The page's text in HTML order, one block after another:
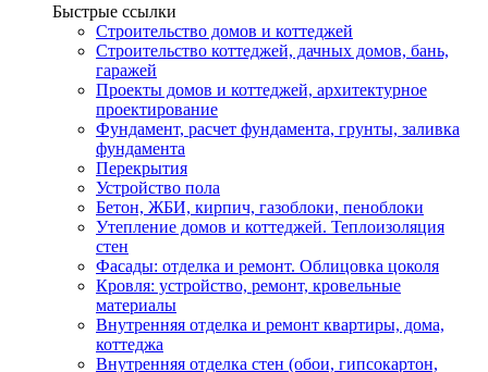
Быстрые ссылки
Строительство домов и коттеджей
Строительство коттеджей, дачных домов, бань,
гаражей
Проекты домов и коттеджей, архитектурное
проектирование
Фундамент, расчет фундамента, грунты, заливка
фундамента
Перекрытия
Устройство пола
Бетон, ЖБИ, кирпич, газоблоки, пеноблоки
Утепление домов и коттеджей. Теплоизоляция
стен
Фасады: отделка и ремонт. Облицовка цоколя
Кровля: устройство, ремонт, кровельные
материалы
Внутренняя отделка и ремонт квартиры, дома,
коттеджа
Внутренняя отделка стен (обои, гипсокартон,